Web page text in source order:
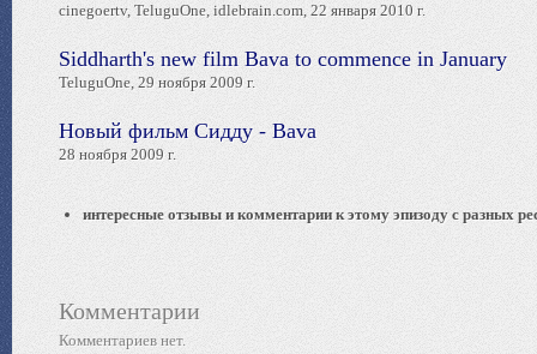
cinegoertv, TeluguOne, idlebrain.com, 22 января 2010 г.
Siddharth's new film Bava to commence in January
TeluguOne, 29 ноября 2009 г.
Новый фильм Сидду - Bava
28 ноября 2009 г.
интересные отзывы и комментарии к этому эпизоду с разных
Комментарии
Комментариев нет.